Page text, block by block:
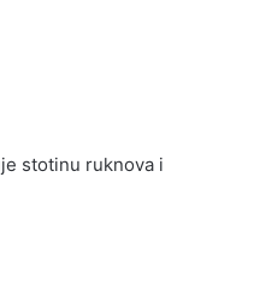
stotinu ruknova i